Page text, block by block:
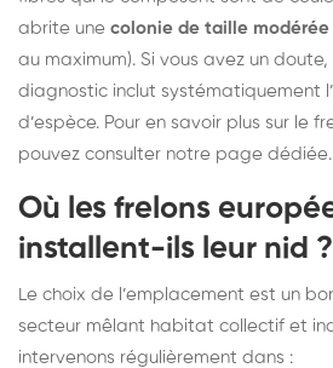
abrite une colonie de taille modérée
au maximum). Si vous avez un
diagnostic inclut systématiquement
d’espèce. Pour en savoir plus sur le
pouvez consulter notre page dédiée.
Où les frelons
installent-ils leur nid ?
Le choix de l’emplacement est un
secteur mêlant habitat collectif et
intervenons régulièrement dans :